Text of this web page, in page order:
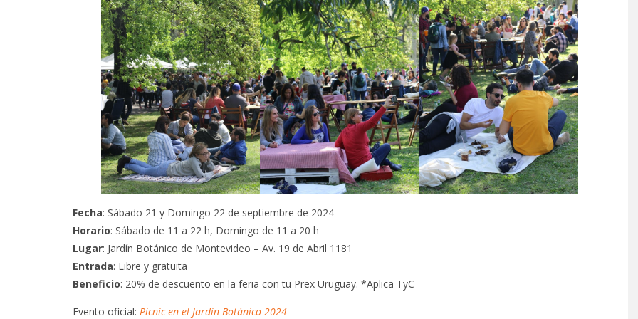
Fecha: Sábado 21 y Domingo 22 de septiembre de 2024
Horario: Sábado de 11 a 22 h, Domingo de 11 a 20 h
Lugar: Jardín Botánico de Montevideo – Av. 19 de Abril 1181
Entrada: Libre y gratuita
Beneficio: 20% de descuento en la feria con tu Prex Uruguay. *Aplica TyC
Evento oficial: Picnic en el Jardín Botánico 2024
LA MIEL…
HACE 5000 AÑOS EN EL
ANTIGUO EGIPTO…
EL PRIMER RESTORÁN DE
HISTORIA FUE…